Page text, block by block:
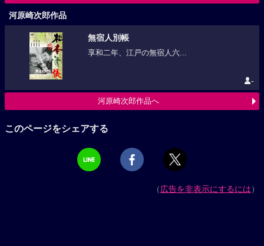
河原崎次郎作品
無宿人別帳
享和二年、江戸の無宿人六...
-
河原崎次郎作品へ
このページをシェアする
（広告を非表示にするには）